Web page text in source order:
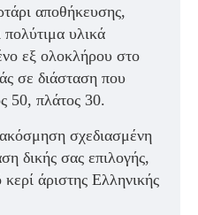
αποθήκευσης,
υλικά
εξ ολοκλήρου στο
σε διάσταση που
50, πλάτος 30.
σχεδιασμένη
δικής σας επιλογής,
άριστης Ελληνικής